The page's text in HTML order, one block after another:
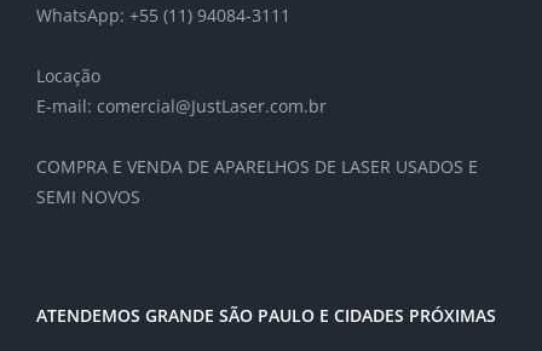
WhatsApp: +55 (11) 94084-3111
Locação
E-mail: comercial@JustLaser.com.br
COMPRA E VENDA DE APARELHOS DE LASER USADOS E
SEMI NOVOS
ATENDEMOS GRANDE SÃO PAULO E CIDADES PRÓXIMAS